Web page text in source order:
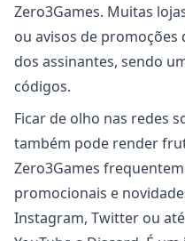
Zero3Games. Muitas
ou avisos de
dos assinantes, sendo
códigos.
Ficar de olho nas redes
também pode render
Zero3Games
promocionais e
Instagram, Twitter ou